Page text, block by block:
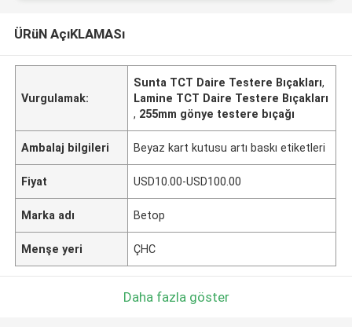
ÜRüN AçıKLAMASı
Vurgulamak:
Sunta TCT Daire Testere Bıçakları,
Lamine TCT Daire Testere Bıçakları
, 255mm gönye testere bıçağı
Ambalaj bilgileri Beyaz kart kutusu artı baskı etiketleri
Fiyat USD10.00-USD100.00
Marka adı Betop
Menşe yeri ÇHC
Daha fazla göster